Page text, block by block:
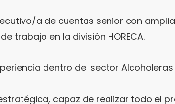
a de cuentas senior con
trabajo en la división HORECA.
dentro del sector
capaz de realizar todo el